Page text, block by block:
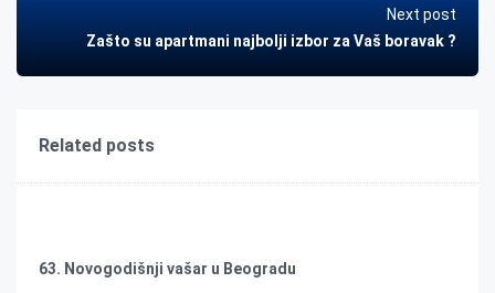
Next post
Zašto su apartmani najbolji izbor za Vaš boravak ?
Related posts
63. Novogodišnji vašar u Beogradu